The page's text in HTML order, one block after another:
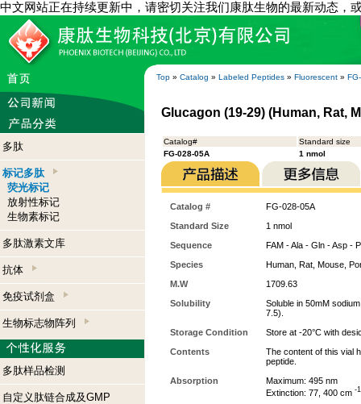
中文网站正在持续更新中，请密切关注我们康肽生物的最新动态，
Top » Catalog » Labeled Peptides » Fluorescent »
多肽
标记多肽
荧光标记
放射性标记
生物素标记
多肽激素文库
抗体
免疫试剂盒
生物标志物阵列
多肽样品检测
自定义肽链合成及GMP
Glucagon (19-29) (Human, Rat,
Catalog#
Standard size
FG-028-05A
1 nmol
Catalog #
FG-028-05A
Standard Size
1 nmol
Sequence
FAM - Ala - Gln - Asp -
Species
Human, Rat, Mouse,
M.W
1709.63
Solubility
Soluble in 50mM
7.5).
Storage Condition
Store at -20°C with
Contents
The content of this vial
peptide.
Absorption
Maximum: 495 nm
Extinction: 77, 400 cm -1